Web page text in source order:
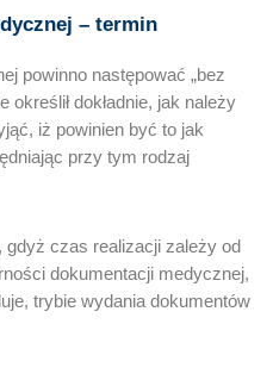
– termin
powinno następować „bez
określił dokładnie, jak należy
iż powinien być to jak
przy tym rodzaj
gdyż czas realizacji zależy od
dokumentacji medycznej,
trybie wydania dokumentów